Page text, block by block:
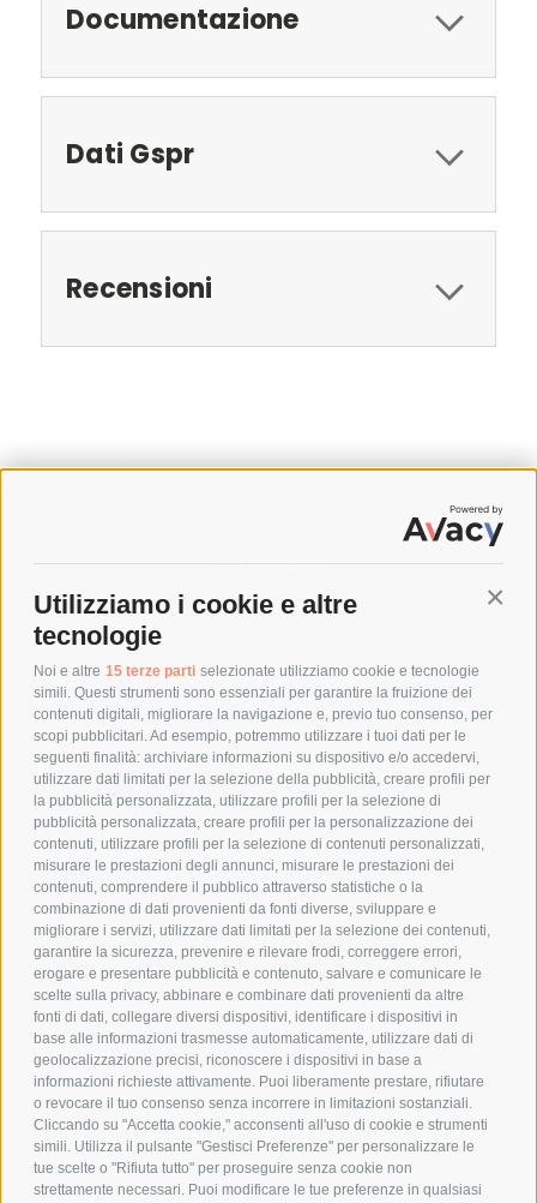
Utilizziamo i cookie e altre
tecnologie
Noi e altre 15 terze parti selezionate utilizziamo cookie e tecnologie
simili. Questi strumenti sono essenziali per garantire la fruizione dei
contenuti digitali, migliorare la navigazione e, previo tuo consenso, per
scopi pubblicitari. Ad esempio, potremmo utilizzare i tuoi dati per le
seguenti finalità: archiviare informazioni su dispositivo e/o accedervi,
utilizzare dati limitati per la selezione della pubblicità, creare profili per
la pubblicità personalizzata, utilizzare profili per la selezione di
pubblicità personalizzata, creare profili per la personalizzazione dei
contenuti, utilizzare profili per la selezione di contenuti personalizzati,
misurare le prestazioni degli annunci, misurare le prestazioni dei
contenuti, comprendere il pubblico attraverso statistiche o la
combinazione di dati provenienti da fonti diverse, sviluppare e
migliorare i servizi, utilizzare dati limitati per la selezione dei contenuti,
garantire la sicurezza, prevenire e rilevare frodi, correggere errori,
erogare e presentare pubblicità e contenuto, salvare e comunicare le
scelte sulla privacy, abbinare e combinare dati provenienti da altre
fonti di dati, collegare diversi dispositivi, identificare i dispositivi in
base alle informazioni trasmesse automaticamente, utilizzare dati di
geolocalizzazione precisi, riconoscere i dispositivi in base a
informazioni richieste attivamente. Puoi liberamente prestare, rifiutare
o revocare il tuo consenso senza incorrere in limitazioni sostanziali.
Cliccando su "Accetta cookie," acconsenti all'uso di cookie e strumenti
simili. Utilizza il pulsante "Gestisci Preferenze" per personalizzare le
tue scelte o "Rifiuta tutto" per proseguire senza cookie non
strettamente necessari. Puoi modificare le tue preferenze in qualsiasi
Documentazione
Dati Gspr
Recensioni
SPEDIZIONI
COSTI DI SPEDIZIONE
POLITICA DI RESO
POLICY
PRIVACY POLICY
COOKIE POLICY
PAGAMENTI SICURI
AZIENDA
CHI SIAMO
MARCHI TRATTATI
CONDOMINI
Bonifico